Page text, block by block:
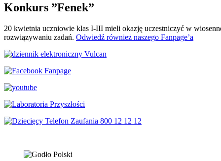
Konkurs ”Fenek”
20 kwietnia uczniowie klas I-III mieli okazję uczestniczyć w
rozwiązywaniu zadań. Odwiedź również naszego Fanpage’a